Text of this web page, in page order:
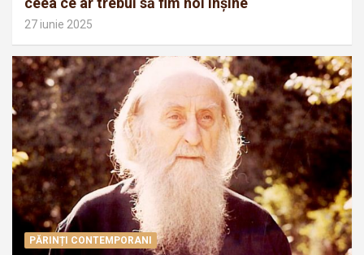
27 iunie 2025
PĂRINȚI CONTEMPORANI